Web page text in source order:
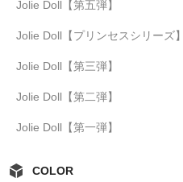
Jolie Doll【第五弾】
Jolie Doll【プリンセスシリーズ】
Jolie Doll【第三弾】
Jolie Doll【第二弾】
Jolie Doll【第一弾】
COLOR